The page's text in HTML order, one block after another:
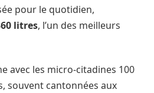
pour le quotidien,
litres, l’un des meilleurs
avec les micro-citadines 100
souvent cantonnées aux